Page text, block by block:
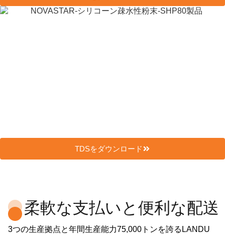
TDSをダウンロード
柔軟な支払いと便利な配送
3つの生産拠点と年間生産能力75,000トンを誇るLANDU